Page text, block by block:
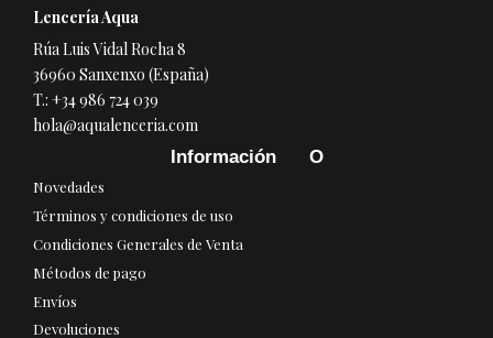
Lencería Aqua
Rúa Luis Vidal Rocha 8
36960 Sanxenxo (España)
T.: +34 986 724 039
hola@aqualenceria.com
Información
Novedades
Términos y condiciones de uso
Condiciones Generales de Venta
Métodos de pago
Envíos
Devoluciones